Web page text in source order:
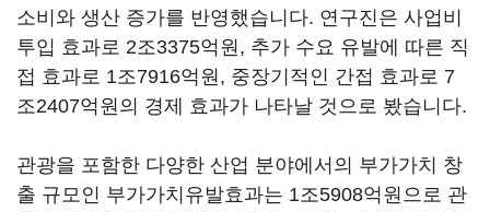
소비와 생산 증가를 반영했습니다. 연구진은 사업비
투입 효과로 2조3375억원, 추가 수요 유발에 따른 직
접 효과로 1조7916억원, 중장기적인 간접 효과로 7
조2407억원의 경제 효과가 나타날 것으로 봤습니다.
관광을 포함한 다양한 산업 분야에서의 부가가치 창
출 규모인 부가가치유발효과는 1조5908억원으로 관